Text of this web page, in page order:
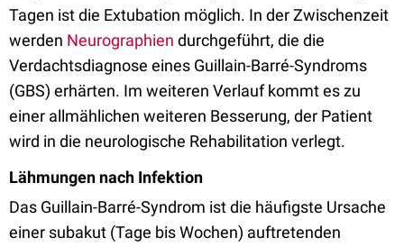
Tagen ist die Extubation möglich. In der Zwischenzeit
werden Neurographien durchgeführt, die die
Verdachtsdiagnose eines Guillain-Barré-Syndroms
(GBS) erhärten. Im weiteren Verlauf kommt es zu
einer allmählichen weiteren Besserung, der Patient
wird in die neurologische Rehabilitation verlegt.
Lähmungen nach Infektion
Das Guillain-Barré-Syndrom ist die häufigste Ursache
einer subakut (Tage bis Wochen) auftretenden